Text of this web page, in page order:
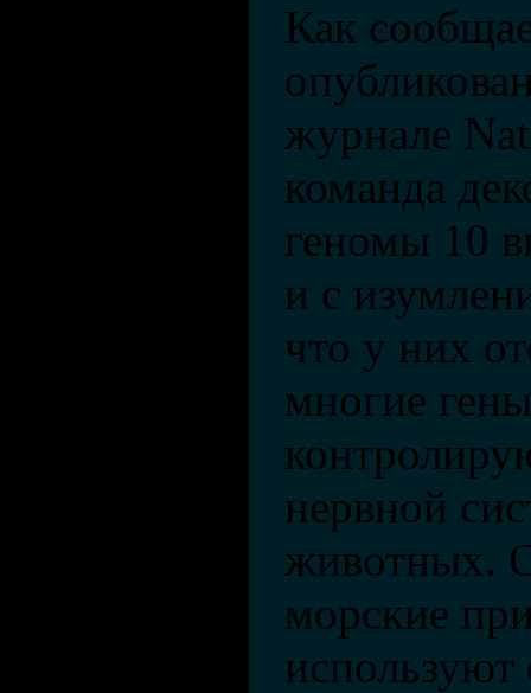
Как
журнале
команда
геномы 10
и с
что у них
многие
нервной
животных.
морские
используют